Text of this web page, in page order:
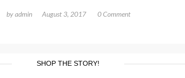
byadmin August 3, 2017 0 Comment
SHOP THE STORY!